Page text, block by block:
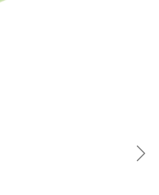
Next